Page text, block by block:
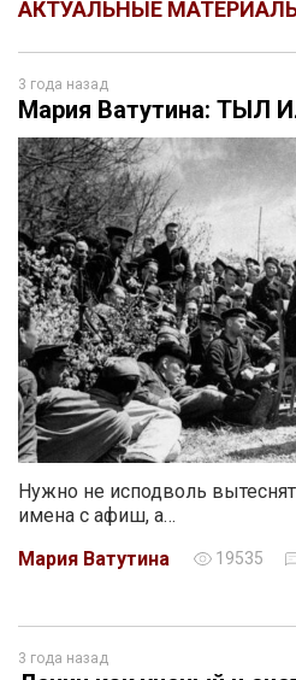
АКТУАЛЬНЫЕ
3 года назад
Мария Ватутина: ТЫЛ
Нужно не исподволь
имена с афиш, а…
Мария Ватутина
19535
3 года назад